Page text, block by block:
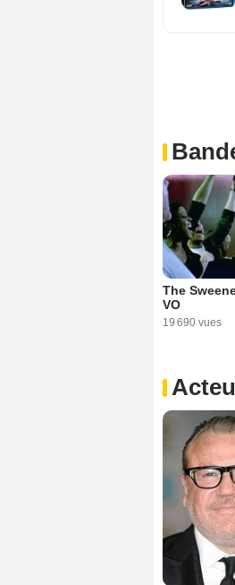
The
VO
19 690 vues